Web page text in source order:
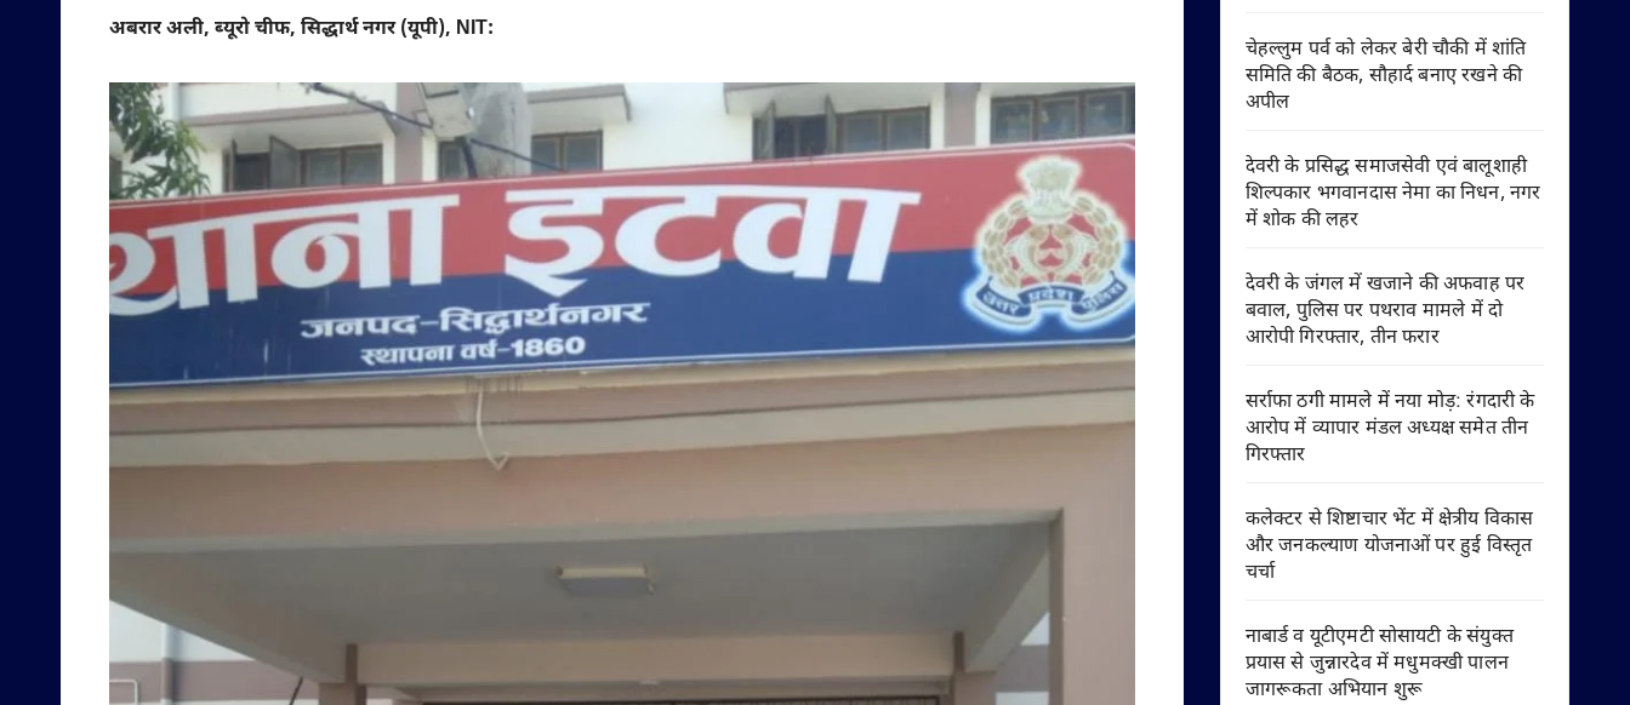
अबरार अली, ब्यूरो चीफ, सिद्धार्थ नगर (यूपी), NIT:
चेहल्लुम पर्व को लेकर बेरी चौकी में शांति
समिति की बैठक, सौहार्द बनाए रखने की
अपील
देवरी के प्रसिद्ध समाजसेवी एवं बालूशाही
शिल्पकार भगवानदास नेमा का निधन, नगर
में शोक की लहर
देवरी के जंगल में खजाने की अफवाह पर
बवाल, पुलिस पर पथराव मामले में दो
आरोपी गिरफ्तार, तीन फरार
सर्राफा ठगी मामले में नया मोड़: रंगदारी के
आरोप में व्यापार मंडल अध्यक्ष समेत तीन
गिरफ्तार
कलेक्टर से शिष्टाचार भेंट में क्षेत्रीय विकास
और जनकल्याण योजनाओं पर हुई विस्तृत
चर्चा
नाबार्ड व यूटीएमटी सोसायटी के संयुक्त
प्रयास से जुन्नारदेव में मधुमक्खी पालन
जागरूकता अभियान शुरू